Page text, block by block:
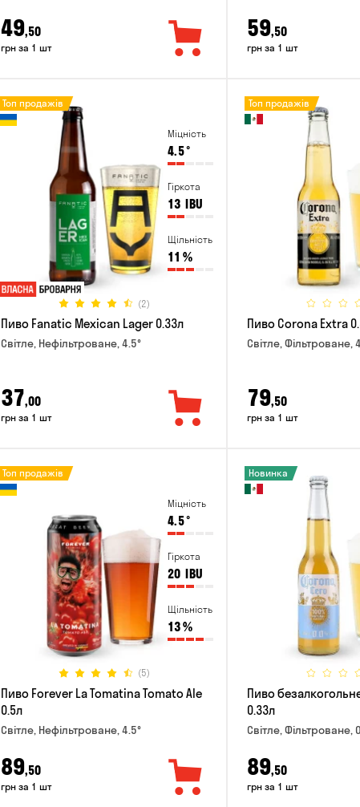
49,50
грн за 1 шт
59,50
грн за 1 шт
Міцність
4.5°
Гіркота
13 IBU
Щільність
11 %
(2)
Топ продажів
Пиво Fanatic Mexican Lager 0.33л
Світле, Нефільтроване, 4.5°
37,00
грн за 1 шт
Топ продажів
Пиво Corona Extra
Світле, Фільтроване,
79,50
грн за 1 шт
Міцність
4.5°
Гіркота
20 IBU
Щільність
13%
(5)
Топ продажів
Пиво Forever La Tomatina Tomato Ale
0.5л
Світле, Нефільтроване, 4.5°
89,50
грн за 1 шт
Новинка
Пиво
0.33л
Світле, Фільтроване,
89,50
грн за 1 шт